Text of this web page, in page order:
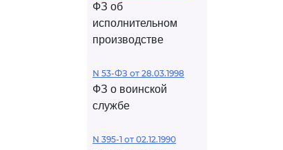
ФЗ об
исполнительном
производстве
N 53-ФЗ от 28.03.1998
ФЗ о воинской
службе
N 395-1 от 02.12.1990